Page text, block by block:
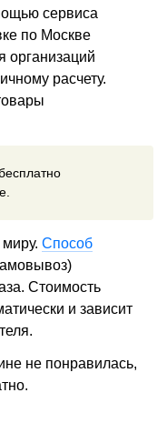
сервиса
по Москве
организаций
расчету.
Способ
Стоимость
и зависит
не понравилась,